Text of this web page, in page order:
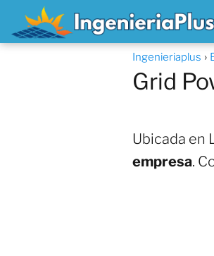
Ingenieriaplus
Grid
Ubicada en
empresa.